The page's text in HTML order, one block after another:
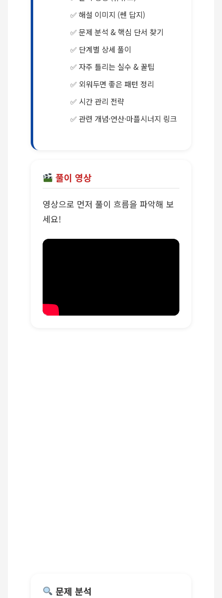
해설 이미지 (쎈 답지)
문제 분석 & 핵심 단서 찾기
단계별 상세 풀이
자주 틀리는 실수 & 꿀팁
외워두면 좋은 패턴 정리
시간 관리 전략
관련 개념·연산·마플시너지 링크
풀이 영상
영상으로 먼저 풀이 흐름을 파악해 보
세요!
문제 분석